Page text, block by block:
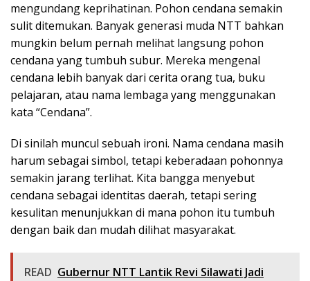
mengundang keprihatinan. Pohon cendana semakin
sulit ditemukan. Banyak generasi muda NTT bahkan
mungkin belum pernah melihat langsung pohon
cendana yang tumbuh subur. Mereka mengenal
cendana lebih banyak dari cerita orang tua, buku
pelajaran, atau nama lembaga yang menggunakan
kata “Cendana”.
Di sinilah muncul sebuah ironi. Nama cendana masih
harum sebagai simbol, tetapi keberadaan pohonnya
semakin jarang terlihat. Kita bangga menyebut
cendana sebagai identitas daerah, tetapi sering
kesulitan menunjukkan di mana pohon itu tumbuh
dengan baik dan mudah dilihat masyarakat.
READ Gubernur NTT Lantik Revi Silawati Jadi